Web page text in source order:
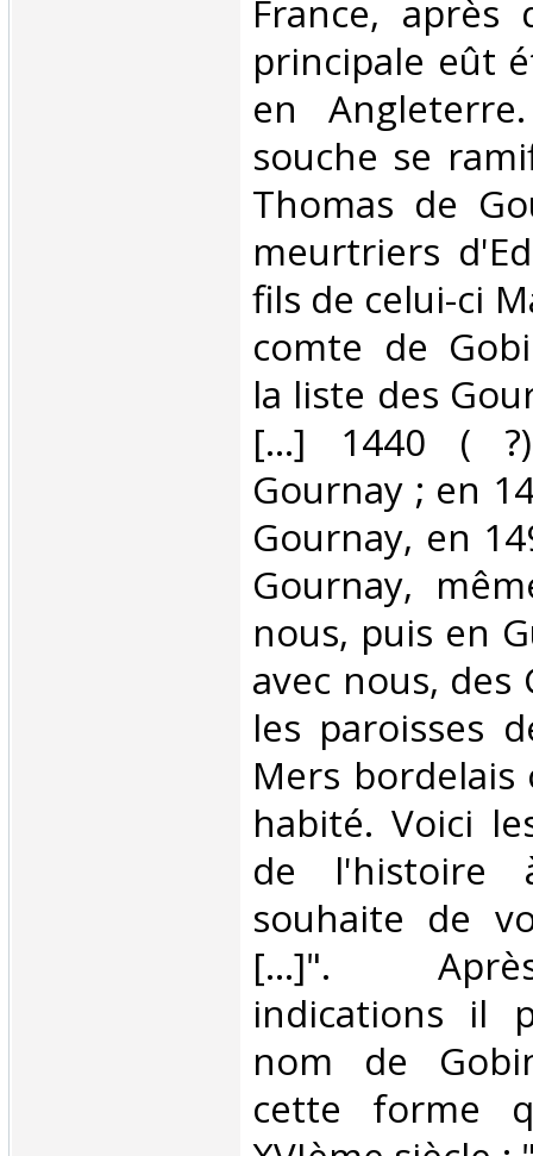
France, après
principale eût
en
souche se
Thomas de
meurtriers
fils de celui-ci
comte de
la liste des
[...] 1440 (
Gournay ; en
Gournay, en
Gournay,
nous, puis en
avec nous, des
les paroisses
Mers bordelais
habité. Voici
de l'histoire
souhaite de
[...]".
indications il
nom de
cette forme